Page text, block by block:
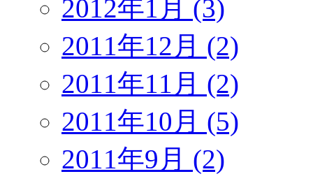
2012年1月 (3)
2011年12月 (2)
2011年11月 (2)
2011年10月 (5)
2011年9月 (2)